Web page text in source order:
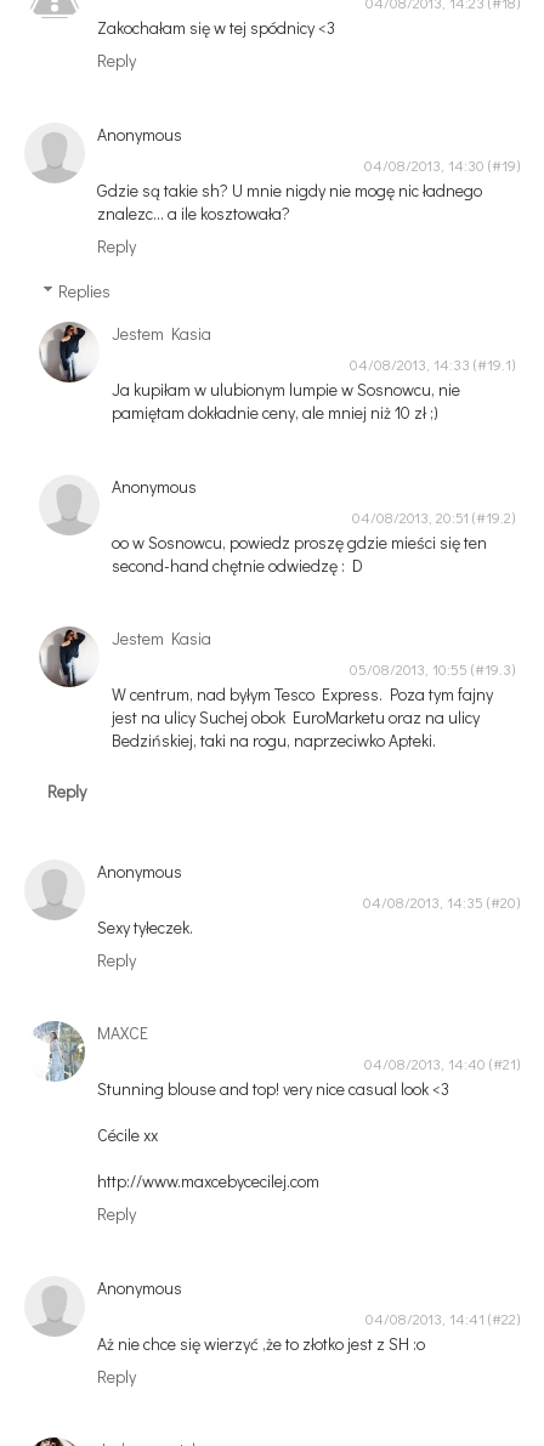
Zakochałam się w tej spódnicy <3
Reply
Anonymous
04/08/2013, 14:30
Gdzie są takie sh? U mnie nigdy nie mogę nic ładnego
znalezc... a ile kosztowała?
Reply
Replies
Jestem Kasia
04/08/2013, 14:33
Ja kupiłam w ulubionym lumpie w Sosnowcu, nie
pamiętam dokładnie ceny, ale mniej niż 10 zł ;)
Anonymous
04/08/2013, 20:51
oo w Sosnowcu, powiedz proszę gdzie mieści się ten
second-hand chętnie odwiedzę : D
Jestem Kasia
05/08/2013, 10:55
W centrum, nad byłym Tesco Express. Poza tym fajny
jest na ulicy Suchej obok EuroMarketu oraz na ulicy
Bedzińskiej, taki na rogu, naprzeciwko Apteki.
Reply
Anonymous
04/08/2013, 14:35
Sexy tyłeczek.
Reply
MAXCE
04/08/2013, 14:40
Stunning blouse and top! very nice casual look <3
Cécile xx
http://www.maxcebycecilej.com
Reply
Anonymous
04/08/2013, 14:41
Aż nie chce się wierzyć ,że to złotko jest z SH :o
Reply